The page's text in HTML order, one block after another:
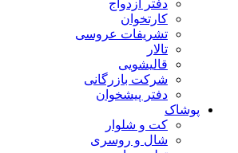
دفتر ازدواج
کارتخوان
تشریفات عروسی
تالار
قالیشویی
شرکت بازرگانی
دفتر پیشخوان
پوشاک
کت و شلوار
شال و روسری